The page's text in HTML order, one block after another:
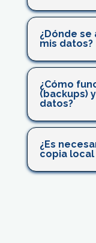
¿Dónde
mis datos?
¿Cómo
(backups)
datos?
¿Es
copia local